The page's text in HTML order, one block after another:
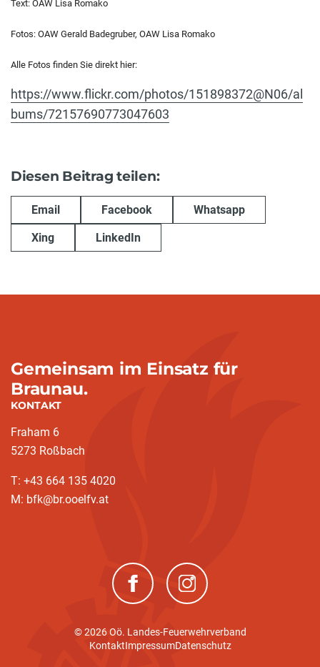
Text: OAW Lisa Romako
Fotos: OAW Gerald Badegruber, OAW Lisa Romako
Alle Fotos finden Sie direkt hier:
https://www.flickr.com/photos/151898372@N06/al
bums/72157690773047603
Diesen Beitrag teilen:
Email Facebook Whatsapp
Xing LinkedIn
Gemeinsam im Einsatz für
Braunau.
KONTAKT
Fraham 6
5273 Roßbach
T: +43 664 135 4020
M: bfk@br.ooelfv.at
(neues Fenster)(neues Fenster)
© 2026 Oö. Landes-Feuerwehrverband
KontaktImpressumDatenschutz